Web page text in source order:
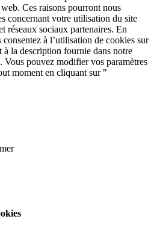
Ces raisons pourront nous
concernant votre utilisation du site
réseaux sociaux partenaires. En
à l’utilisation de cookies sur
la description fournie dans notre
pouvez modifier vos paramètres
moment en cliquant sur "